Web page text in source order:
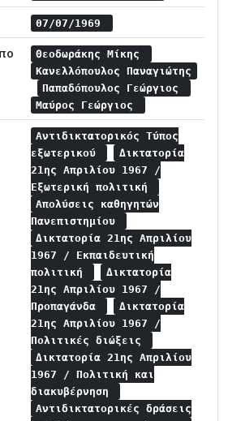
07/07/1969
Θεοδωράκης Μίκης
Κανελλόπουλος Παναγιώτης
Παπαδόπουλος Γεώργιος
Μαύρος Γεώργιος
Αντιδικτατορικός Τύπος
εξωτερικού
Δικτατορία
21ης Απριλίου 1967 /
Εξωτερική πολιτική
Απολύσεις καθηγητών
Πανεπιστημίου
Δικτατορία 21ης Απριλίου
1967 / Εκπαιδευτική
πολιτική
Δικτατορία
21ης Απριλίου 1967 /
Προπαγάνδα
Δικτατορία
21ης Απριλίου 1967 /
Πολιτικές διώξεις
Δικτατορία 21ης Απριλίου
1967 / Πολιτική και
διακυβέρνηση
Αντιδικτατορικές δράσεις